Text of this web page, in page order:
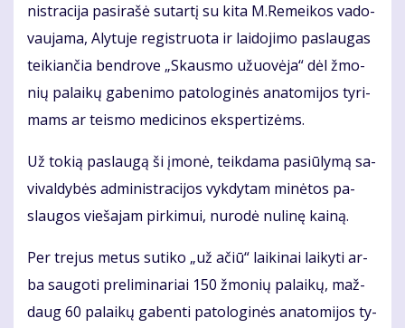
nist­ra­ci­ja pa­si­ra­šė su­tar­tį su ki­ta M.Re­mei­kos va­do­
vau­ja­ma, Aly­tu­je re­gist­ruo­ta ir lai­do­ji­mo pa­slau­gas
tei­kian­čia ben­dro­ve „Skaus­mo užuo­vė­ja“ dėl žmo­
nių pa­lai­kų ga­be­ni­mo pa­to­lo­gi­nės ana­to­mi­jos ty­ri­
mams ar teis­mo me­di­ci­nos eks­per­ti­zėms.
Už to­kią pa­slau­gą ši įmo­nė, teik­da­ma pa­siū­ly­mą sa­
vi­val­dy­bės ad­mi­nist­ra­ci­jos vyk­dy­tam mi­nė­tos pa­
slau­gos vie­ša­jam pir­ki­mui, nu­ro­dė nu­li­nę kai­ną.
Per tre­jus me­tus su­ti­ko „už ačiū“ lai­ki­nai lai­ky­ti ar­
ba sau­go­ti pre­li­mi­na­riai 150 žmo­nių pa­lai­kų, maž­
daug 60 pa­lai­kų ga­ben­ti pa­to­lo­gi­nės ana­to­mi­jos ty­